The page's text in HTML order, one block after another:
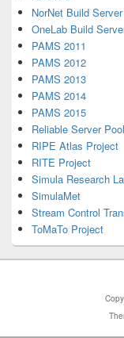
NorNet Build Server
OneLab Build
PAMS 2011
PAMS 2012
PAMS 2013
PAMS 2014
PAMS 2015
Reliable Server
RIPE Atlas Project
RITE Project
Simula Research
SimulaMet
Stream Control
ToMaTo Project